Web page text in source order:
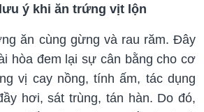
ý khi ăn trứng vịt lộn
ăn cùng gừng và rau răm. Đây
hòa đem lại sự cân bằng cho cơ
vị cay nồng, tính ấm, tác dụng
hơi, sát trùng, tán hàn. Do đó,